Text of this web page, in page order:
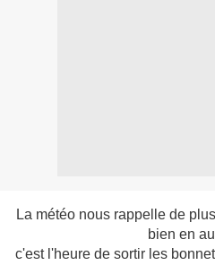
La météo nous rappelle de
bien en
c'est l'heure de sortir les